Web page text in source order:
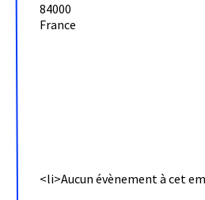
84000
France
<li>Aucun évènement à cet